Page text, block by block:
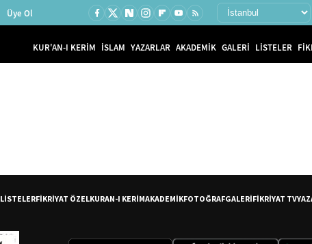
Üye Ol
KUR'AN-I KERİM İSLAM YAZARLAR AKADEMİK GALERİ LİSTELER
LİSTELERFİKRİYAT ÖZELKURAN-I KERİMAKADEMİKFOTOĞRAFGALERİFİKRİYAT TV